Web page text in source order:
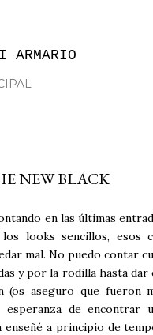
ARMARIO
NEW BLACK
en las últimas
los looks sencillos, esos
mal. No puedo contar
y por la rodilla hasta dar
(os aseguro que fueron
de encontrar
enseñé a principio de